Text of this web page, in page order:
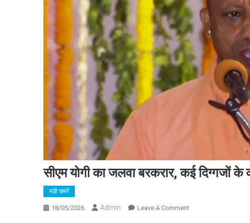
सीएम योगी का जलवा बरकरार, कई दिग्गजों के
बड़ी ख़बरें
18/05/2026 Admin Leave A CommentOn